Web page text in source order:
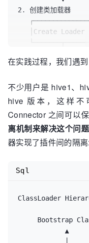
2. 创建类加载器
3. 加载插件配置
   │ Load Config    │
   └───────┬────────┘
           ▼
4. 初始化插件
   ┌────────────────┐
   │Init Plugin     │
在实践过程，我们遇到
不少用户是 hive1、
hive 版本，这样
Connector 之间可以
离机制来解决这个问题
器实现了插件间的隔离:
ClassLoader
Sql